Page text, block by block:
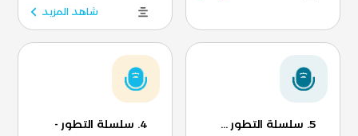
شاهد المزيد
5. سلسلة التطور ...
4. سلسلة التطور -